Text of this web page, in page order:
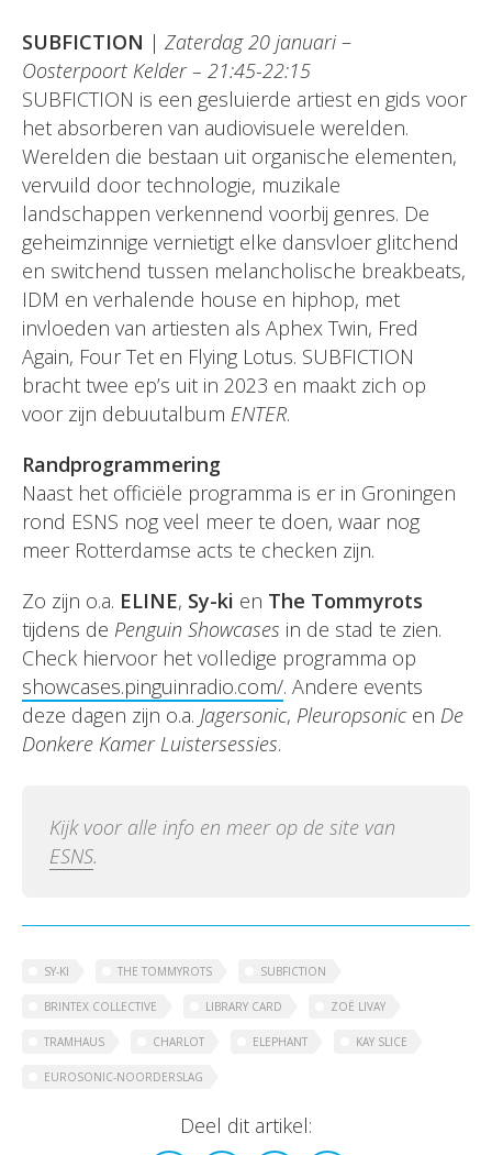
SUBFICTION | Zaterdag 20 januari–
Oosterpoort Kelder – 21:45-22:15
SUBFICTION is een gesluierde artiest en gids voor
het absorberen van audiovisuele werelden.
Werelden die bestaan uit organische elementen,
vervuild door technologie, muzikale
landschappen verkennend voorbij genres. De
geheimzinnige vernietigt elke dansvloer glitchend
en switchend tussen melancholische breakbeats,
IDM en verhalende house en hiphop, met
invloeden van artiesten als Aphex Twin, Fred
Again, Four Tet en Flying Lotus. SUBFICTION
bracht twee ep’s uit in 2023 en maakt zich op
voor zijn debuutalbum ENTER.
Randprogrammering
Naast het officiële programma is er in Groningen
rond ESNS nog veel meer te doen, waar nog
meer Rotterdamse acts te checken zijn.
Zo zijn o.a. ELINE, Sy-ki en The Tommyrots
tijdens de Penguin Showcases in de stad te zien.
Check hiervoor het volledige programma op
showcases.pinguinradio.com/. Andere events
deze dagen zijn o.a. Jagersonic, Pleuropsonic en De
Donkere Kamer Luistersessies.
Kijk voor alle info en meer op de site van
ESNS.
SY-KI THE TOMMYROTS SUBFICTION
BRINTEX COLLECTIVE LIBRARY CARD ZOË LIVAY
TRAMHAUS CHARLOT ELEPHANT KAY SLICE
EUROSONIC-NOORDERSLAG
Deel dit artikel: